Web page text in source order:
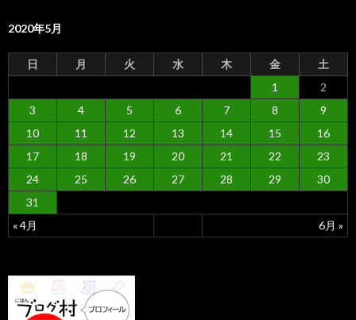
2020年5月
日 月 火 水 木 金 土
« 4月 6月 »
1
2
3
4 5 6 7 8
9
10
11 12 13 14 15
16
17
18 19 20 21 22
23
24
25 26 27 28 29
30
31